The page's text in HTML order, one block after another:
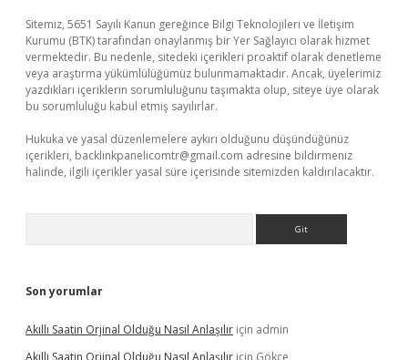
Sitemiz, 5651 Sayılı Kanun gereğince Bilgi Teknolojileri ve İletişim
Kurumu (BTK) tarafından onaylanmış bir Yer Sağlayıcı olarak hizmet
vermektedir. Bu nedenle, sitedeki içerikleri proaktif olarak denetleme
veya araştırma yükümlülüğümüz bulunmamaktadır. Ancak, üyelerimiz
yazdıkları içeriklerin sorumluluğunu taşımakta olup, siteye üye olarak
bu sorumluluğu kabul etmiş sayılırlar.
Hukuka ve yasal düzenlemelere aykırı olduğunu düşündüğünüz
içerikleri, backlinkpanelicomtr@gmail.com adresine bildirmeniz
halinde, ilgili içerikler yasal süre içerisinde sitemizden kaldırılacaktır.
Son yorumlar
Akıllı Saatin Orjinal Olduğu Nasıl Anlaşılır için admin
Akıllı Saatin Orjinal Olduğu Nasıl Anlaşılır için Gökçe